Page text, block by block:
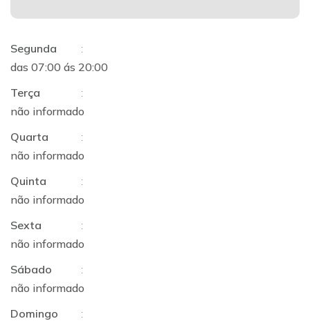
Segunda
:
das 07:00 ás 20:00
Terça
:
não informado
Quarta
:
não informado
Quinta
:
não informado
Sexta
:
não informado
Sábado
:
não informado
Domingo
: